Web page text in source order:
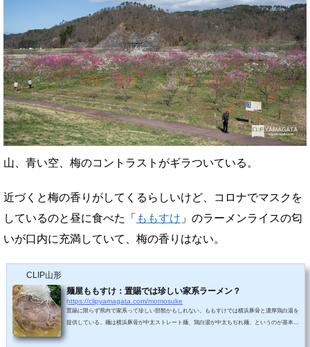
山、青い空、梅のコントラストがギラついている。
近づくと梅の香りがしてくるらしいけど、コロナでマスクを
しているのと昼に食べた「 ももすけ 」のラーメンライスの匂
いが口内に充満していて、梅の香りはない。
CLIP山形
麺屋ももすけ：置賜では珍しい家系ラーメン？
https://clipyamagata.com/momosuke
置賜に限らず県内で家系って珍しい部類かもしれない。ももすけでは横浜豚骨と濃厚鶏白湯を
提供している。麺は横浜豚骨が中太ストレート麺、鶏白湯が中太ちぢれ麺、というのが基本の